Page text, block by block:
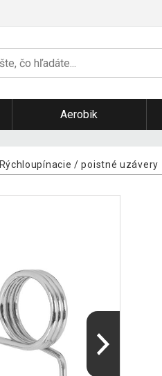
Aerobik
Rýchloupínacie / poistné uzávery